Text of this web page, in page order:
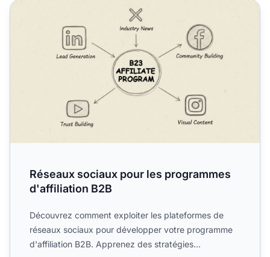
Réseaux sociaux pour les programmes d'affiliation B2B
Réseaux sociaux pour les programmes
d'affiliation B2B
Découvrez comment exploiter les plateformes de
réseaux sociaux pour développer votre programme
d'affiliation B2B. Apprenez des stratégies